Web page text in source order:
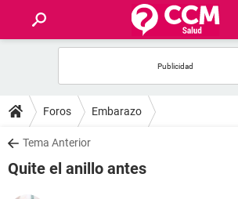
FOROS
SALUD
FAMILIA
Foros Embarazo
Tema Anterior
Quite el anillo antes